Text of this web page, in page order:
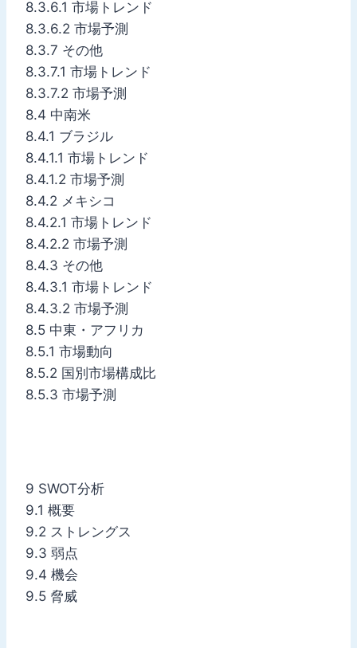
8.3.6.1 市場トレンド
8.3.6.2 市場予測
8.3.7 その他
8.3.7.1 市場トレンド
8.3.7.2 市場予測
8.4 中南米
8.4.1 ブラジル
8.4.1.1 市場トレンド
8.4.1.2 市場予測
8.4.2 メキシコ
8.4.2.1 市場トレンド
8.4.2.2 市場予測
8.4.3 その他
8.4.3.1 市場トレンド
8.4.3.2 市場予測
8.5 中東・アフリカ
8.5.1 市場動向
8.5.2 国別市場構成比
8.5.3 市場予測
9 SWOT分析
9.1 概要
9.2 ストレングス
9.3 弱点
9.4 機会
9.5 脅威